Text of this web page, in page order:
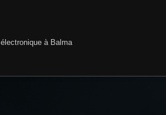
électronique à Balma